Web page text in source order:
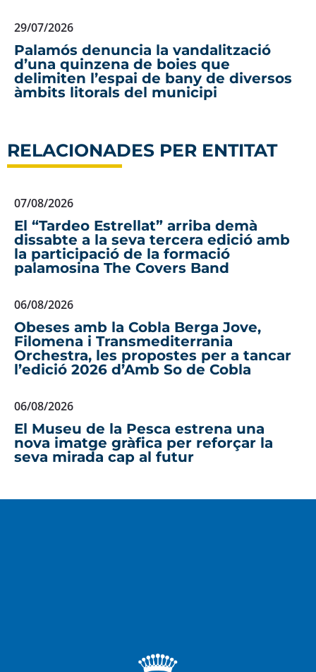
29/07/2026
Palamós denuncia la vandalització
d’una quinzena de boies que
delimiten l’espai de bany de diversos
àmbits litorals del municipi
RELACIONADES PER ENTITAT
07/08/2026
El “Tardeo Estrellat” arriba demà
dissabte a la seva tercera edició amb
la participació de la formació
palamosina The Covers Band
06/08/2026
Obeses amb la Cobla Berga Jove,
Filomena i Transmediterrania
Orchestra, les propostes per a tancar
l’edició 2026 d’Amb So de Cobla
06/08/2026
El Museu de la Pesca estrena una
nova imatge gràfica per reforçar la
seva mirada cap al futur